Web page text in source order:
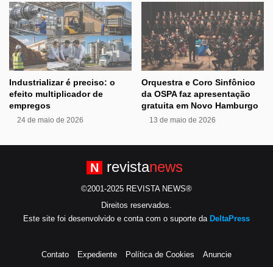
Industrializar é preciso: o
efeito multiplicador de
empregos
24 de maio de 2026
Orquestra e Coro Sinfônico
da OSPA faz apresentação
gratuita em Novo Hamburgo
13 de maio de 2026
N revistanews
©2001-2025 REVISTA NEWS®
Direitos reservados.
Este site foi desenvolvido e conta com o suporte da DeltaPress
Contato Expediente Política de Cookies Anuncie